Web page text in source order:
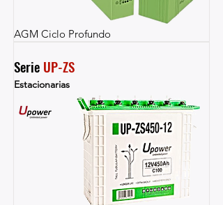
AGM Ciclo Profundo
Serie UP-ZS
Estacionarias